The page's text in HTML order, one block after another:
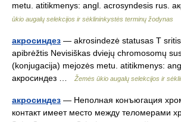
metu. atitikmenys: angl. acrosyndesis rus.
ūkio augalų selekcijos ir sėklininkystės terminų žodynas
aкросиндез — akrosindezė statusas T
apibrėžtis Nevisiškas dviejų chromosomų
(konjugacija) mejozės metu. atitikmenys:
aкросиндез …
Žemės ūkio augalų selekcijos ir
акросиндез — Неполная конъюгация
контакт имеет место между теломерами